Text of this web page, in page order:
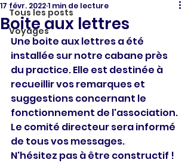
Tous les posts
Voyages
Boite aux lettres
17 févr. 20221 min de lecture
Une boite aux lettres a été
installée sur notre cabane près
du practice. Elle est destinée à
recueillir vos remarques et
suggestions concernant le
fonctionnement de l'association.
Le comité directeur sera informé
de tous vos messages.
N'hésitez pas à être constructif !